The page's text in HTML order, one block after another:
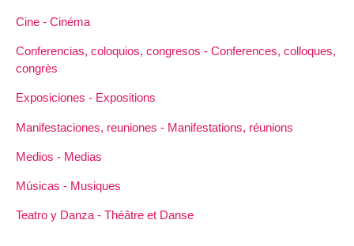
Cine - Cinéma
Conferencias, coloquios, congresos - Conferences, colloques,
congrès
Exposiciones - Expositions
Manifestaciones, reuniones - Manifestations, réunions
Medios - Medias
Músicas - Musiques
Teatro y Danza - Théâtre et Danse